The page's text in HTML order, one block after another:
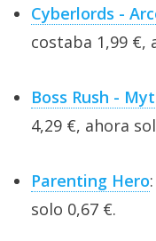
Cyberlords -
costaba 1,99 €,
Boss Rush -
4,29 €, ahora
Parenting Hero
solo 0,67 €.